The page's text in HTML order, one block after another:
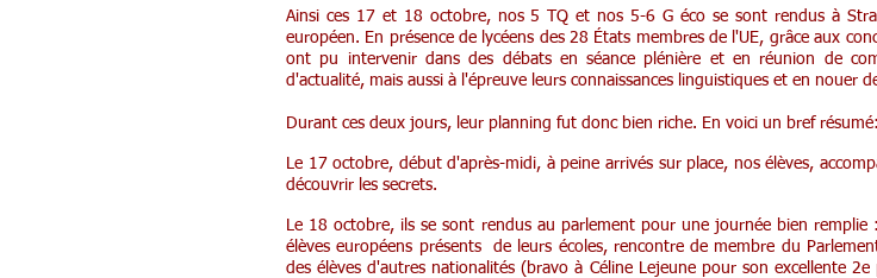
Ainsi ces 17 et 18 octobre, nos 5 TQ et nos 5-6 G éco se sont rendus à
européen. En présence de lycéens des 28 États membres de l'UE, grâce aux
ont pu intervenir dans des débats en séance plénière et en réunion de
d'actualité, mais aussi à l'épreuve leurs connaissances linguistiques et en nouer
Durant ces deux jours, leur planning fut donc bien riche. En voici un bref résumé:
Le 17 octobre, début d'après-midi, à peine arrivés sur place, nos élèves,
découvrir les secrets.
Le 18 octobre, ils se sont rendus au parlement pour une journée bien
élèves européens présents de leurs écoles, rencontre de membre du
des élèves d'autres nationalités (bravo à Céline Lejeune pour son excellente